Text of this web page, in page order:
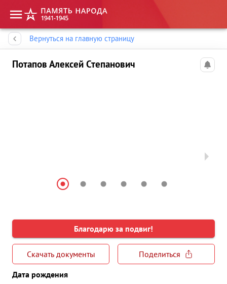
Вернуться на главную страницу
Потапов Алексей Степанович
Благодарю за подвиг!
Скачать документы
Поделиться
Дата рождения
Память народа